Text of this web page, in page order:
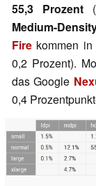
55,3 Prozent
Medium-
Fire kommen
0,2 Prozent).
das Google
0,4